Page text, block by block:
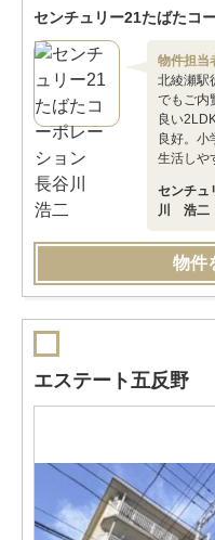
センチュリー21たばたコ
物件担当
北綾瀬駅
でもご内
良い
良好。小
生活しや
センチュ
川 浩二
物件
エステート五反野